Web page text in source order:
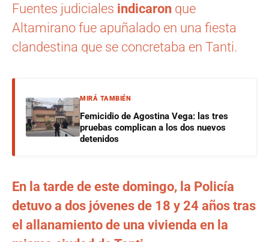
Fuentes judiciales indicaron que
Altamirano fue apuñalado en una fiesta
clandestina que se concretaba en Tanti.
MIRÁ TAMBIÉN
Femicidio de Agostina Vega: las tres
pruebas complican a los dos nuevos
detenidos
En la tarde de este domingo, la Policía
detuvo a dos jóvenes de 18 y 24 años tras
el allanamiento de una vivienda en la